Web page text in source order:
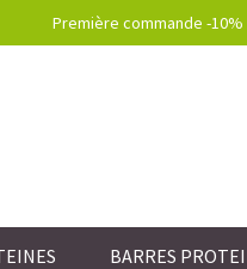
Première commande -10%
BARRES